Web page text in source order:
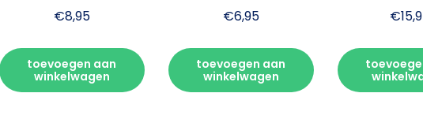
€8,95
toevoegen aan
winkelwagen
€6,95
toevoegen aan
winkelwagen
€